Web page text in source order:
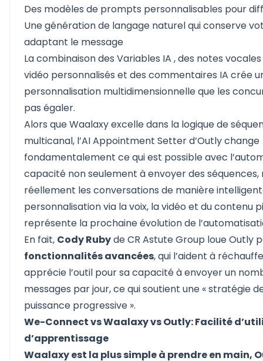
Des modèles de prompts personnalisables pour
Une génération de langage naturel qui conserve
adaptant le message
La combinaison des Variables IA , des notes
vidéo personnalisés et des commentaires IA crée
personnalisation multidimensionnelle que les
pas égaler.
Alors que Waalaxy excelle dans la logique de
multicanal, l’AI Appointment Setter d’Outly change
fondamentalement ce qui est possible avec
capacité non seulement à envoyer des séquences,
réellement les conversations de manière
personnalisation via la voix, la vidéo et du contenu
représente la prochaine évolution de
En fait, Cody Rubyde CR Astute Group loue Outly
fonctionnalités avancées, qui l’aident à
apprécie l’outil pour sa capacité à envoyer un
messages par jour, ce qui soutient une « stratégie
puissance progressive ».
We-Connect vs Waalaxy vs Outly: Facilité
d’apprentissage
Waalaxy est la plus simple à prendre en main,